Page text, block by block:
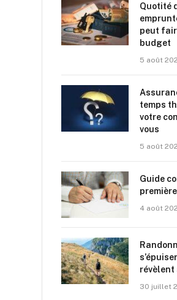
Quotité
peut
budget
5 août
temps
votre
vous
5 août
Guide
4 août
révèlent
30 juillet